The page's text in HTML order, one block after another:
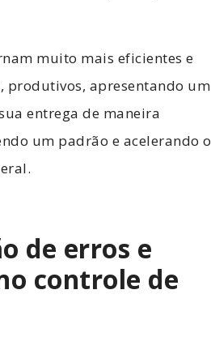
muito mais eficientes e
produtivos, apresentando um
entrega de maneira
um padrão e acelerando o
de erros e
controle de